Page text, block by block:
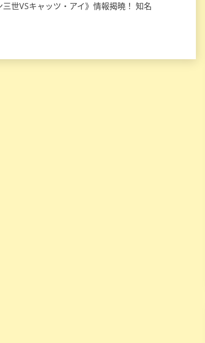
世VSキャッツ・アイ》情報揭曉！ 知名